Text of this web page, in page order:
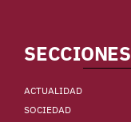
SECCIONES
ACTUALIDAD
SOCIEDAD